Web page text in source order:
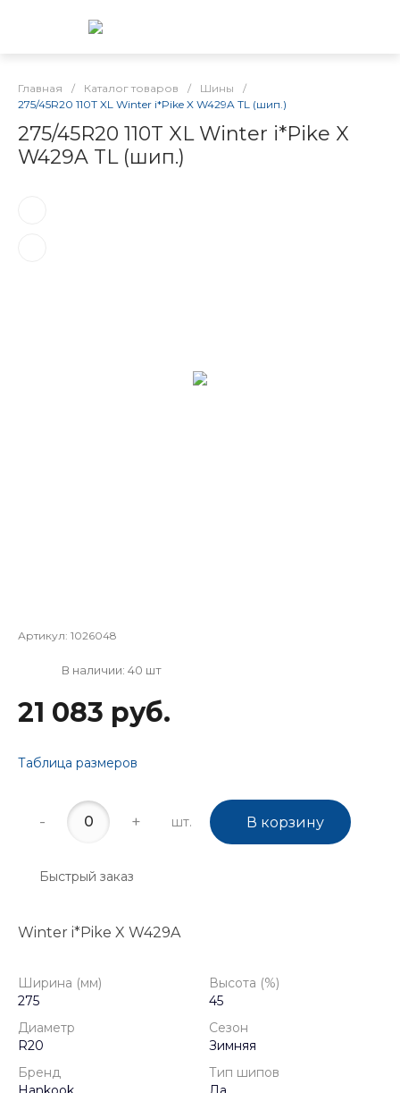
Главная / Каталог товаров / Шины
/
275/45R20 110T XL Winter i*Pike X W429A TL (шип.)
275/45R20 110T XL Winter i*Pike X
W429A TL (шип.)
Артикул: 1026048
В наличии: 40 шт
21 083 руб.
Таблица размеров
- + шт. В корзину
Быстрый заказ
Winter i*Pike X W429A
Ширина (мм)
275
Высота (%)
45
Диаметр
R20
Сезон
Зимняя
Бренд
Тип шипов